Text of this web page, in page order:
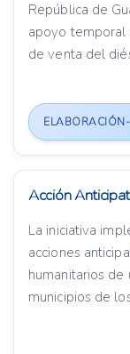
República de
apoyo temporal
de venta del
Acción
La iniciativa
acciones
humanitarios de
municipios de